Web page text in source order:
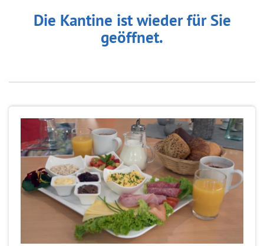
Die Kantine ist wieder für Sie
geöffnet.